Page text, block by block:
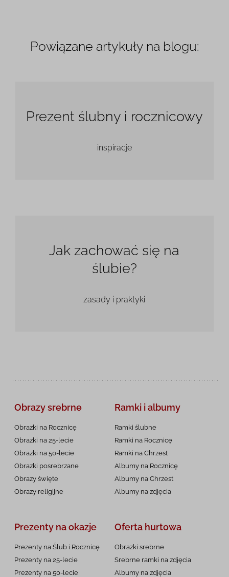
Powiązane artykuły na blogu:
Prezent ślubny i rocznicowy
inspiracje
Jak zachować się na
ślubie?
zasady i praktyki
Obrazy srebrne
Obrazki na Rocznicę
Obrazki na 25-lecie
Obrazki na 50-lecie
Obrazki posrebrzane
Obrazy święte
Obrazy religijne
Ramki i albumy
Ramki ślubne
Ramki na Rocznicę
Ramki na Chrzest
Albumy na Rocznicę
Albumy na Chrzest
Albumy na zdjęcia
Prezenty na okazje
Prezenty na Ślub i Rocznicę
Prezenty na 25-lecie
Prezenty na 50-lecie
Oferta hurtowa
Obrazki srebrne
Srebrne ramki na zdjęcia
Albumy na zdjęcia